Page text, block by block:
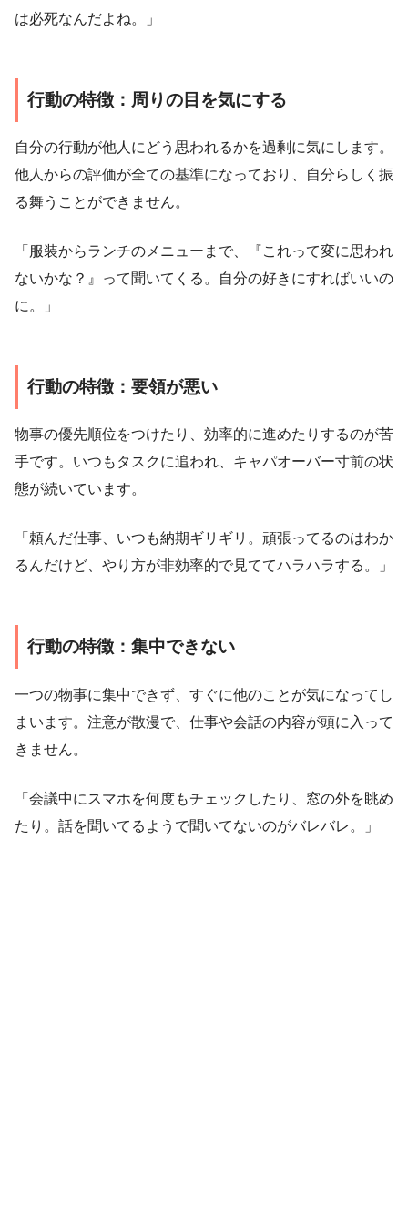
は必死なんだよね。」
行動の特徴：周りの目を気にする
自分の行動が他人にどう思われるかを過剰に気にします。
他人からの評価が全ての基準になっており、自分らしく振
る舞うことができません。
「服装からランチのメニューまで、『これって変に思われ
ないかな？』って聞いてくる。自分の好きにすればいいの
に。」
行動の特徴：要領が悪い
物事の優先順位をつけたり、効率的に進めたりするのが苦
手です。いつもタスクに追われ、キャパオーバー寸前の状
態が続いています。
「頼んだ仕事、いつも納期ギリギリ。頑張ってるのはわか
るんだけど、やり方が非効率的で見ててハラハラする。」
行動の特徴：集中できない
一つの物事に集中できず、すぐに他のことが気になってし
まいます。注意が散漫で、仕事や会話の内容が頭に入って
きません。
「会議中にスマホを何度もチェックしたり、窓の外を眺め
たり。話を聞いてるようで聞いてないのがバレバレ。」